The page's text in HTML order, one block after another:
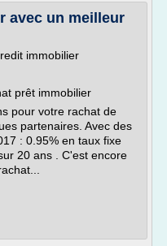
avec un meilleur
immobilier
prêt immobilier
pour votre rachat de
partenaires. Avec des
: 0.95% en taux fixe
20 ans . C'est encore